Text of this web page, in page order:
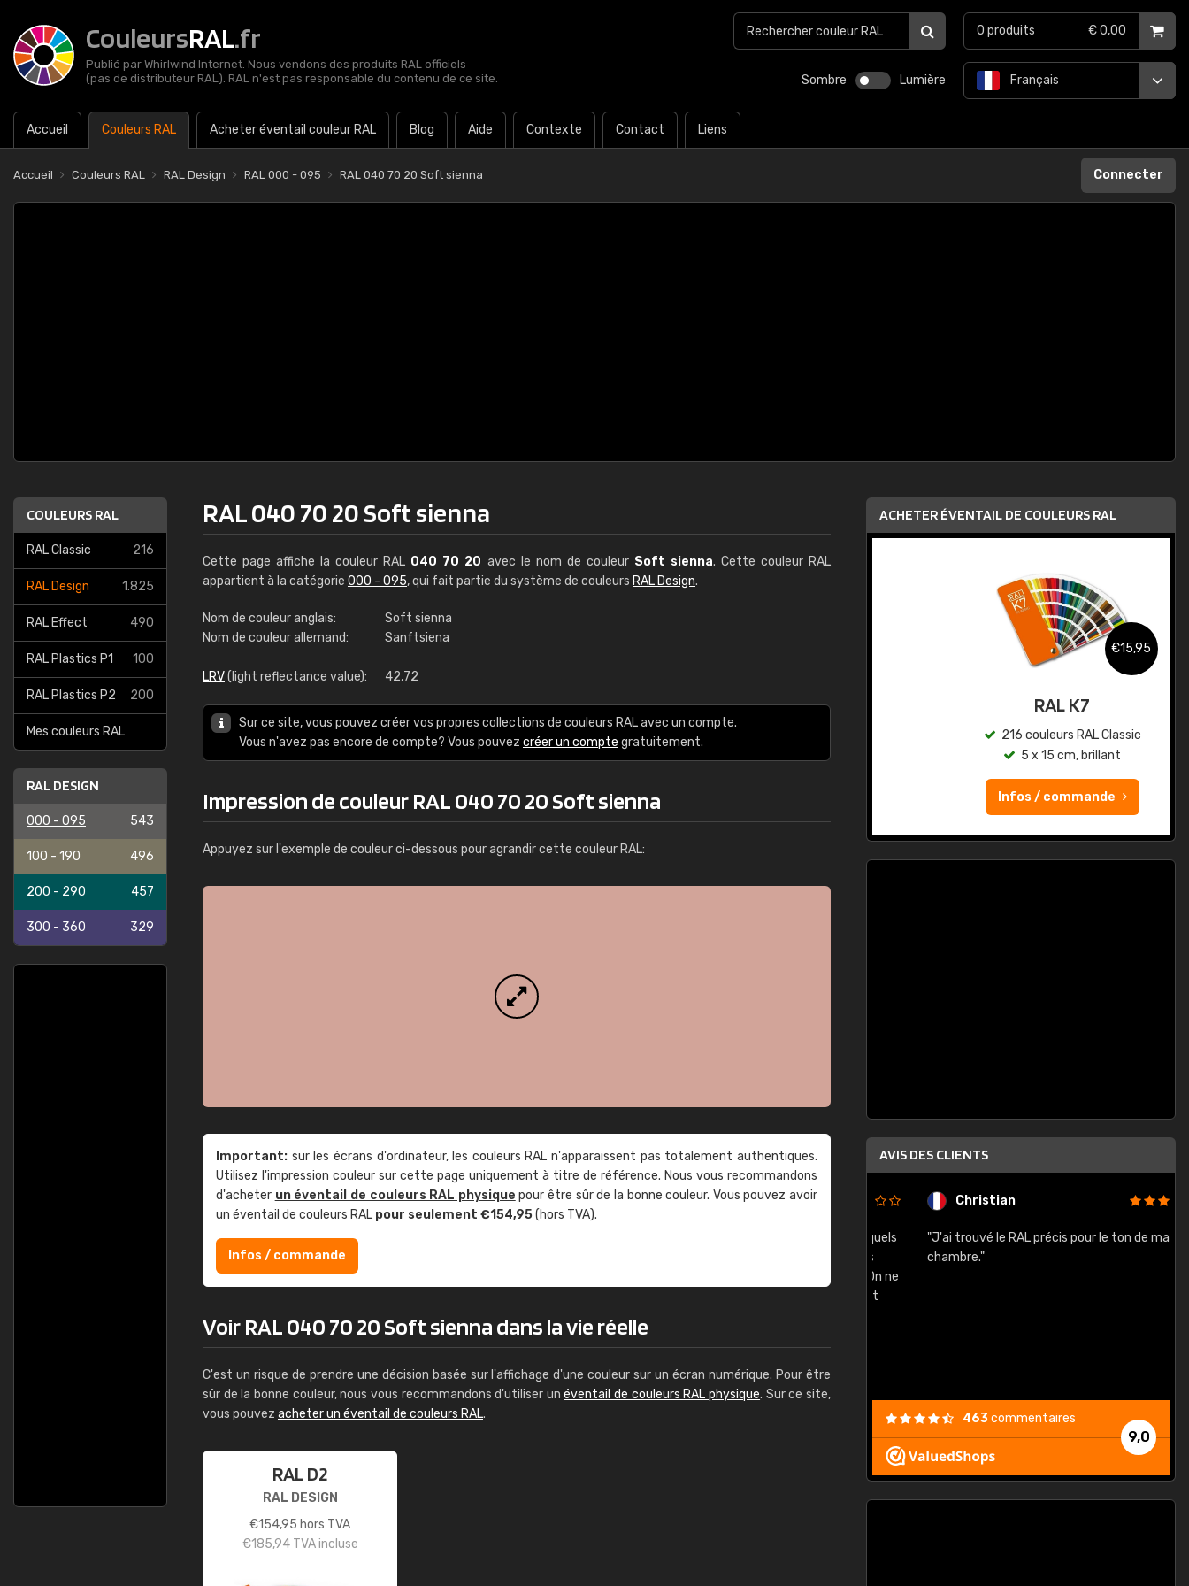
CouleursRAL.fr
Publié par Whirlwind Internet. Nous vendons des produits RAL officiels
(pas de distributeur RAL). RAL n'est pas responsable du contenu de ce site.
Sombre Lumière
Accueil Couleurs RAL Acheter éventail couleur RAL Blog Aide Contexte Contact Liens
Français
0 produits € 0,00
Accueil Couleurs RAL RAL Design RAL 000 - 095 RAL 040 70 20 Soft sienna Connecter
COULEURS RAL
RAL Classic 216
RAL Design 1.825
RAL Effect 490
RAL Plastics P1 100
RAL Plastics P2 200
Mes couleurs RAL
RAL DESIGN
000 - 095 543
100 - 190 496
200 - 290 457
300 - 360 329
RAL 040 70 20 Soft sienna
Cette page affiche la couleur RAL 040 70 20 avec le nom de couleur Soft sienna. Cette couleur RAL
appartient à la catégorie 000 - 095, qui fait partie du système de couleurs RAL Design.
Nom de couleur anglais:
Soft sienna
Nom de couleur allemand:
Sanftsiena
LRV(light reflectance value): 42,72
Sur ce site, vous pouvez créer vos propres collections de couleurs RAL avec un compte.
Vous n'avez pas encore de compte? Vous pouvez créer un compte gratuitement.
Impression de couleur RAL 040 70 20 Soft sienna
Appuyez sur l'exemple de couleur ci-dessous pour agrandir cette couleur RAL:
Important: sur les écrans d'ordinateur, les couleurs RAL n'apparaissent pas totalement authentiques.
Utilisez l'impression couleur sur cette page uniquement à titre de référence. Nous vous recommandons
d'acheter un éventail de couleurs RAL physique pour être sûr de la bonne couleur. Vous pouvez avoir
un éventail de couleurs RAL pour seulement €154,95(hors TVA).
Infos / commande
Voir RAL 040 70 20 Soft sienna dans la vie réelle
C'est un risque de prendre une décision basée sur l'affichage d'une couleur sur un écran numérique. Pour être
sûr de la bonne couleur, nous vous recommandons d'utiliser unéventail de couleurs RAL physique. Sur ce site,
vous pouvez acheter un éventail de couleurs RAL.
RAL D2
RAL DESIGN
€154,95 hors TVA
€185,94TVA incluse
ACHETER ÉVENTAIL DE COULEURS RAL
RAL K7 à base d'eau
216 couleurs RAL Classic
Infos / commande
€15,95
RAL K7
216 couleurs RAL Classic
5 x 15 cm, brillant
Infos / commande
AVIS DES CLIENTS
Guillaume Euvrard Christian
"J'ai trouvé le RAL précis pour le ton de ma
chambre."
9,0
463commentaires